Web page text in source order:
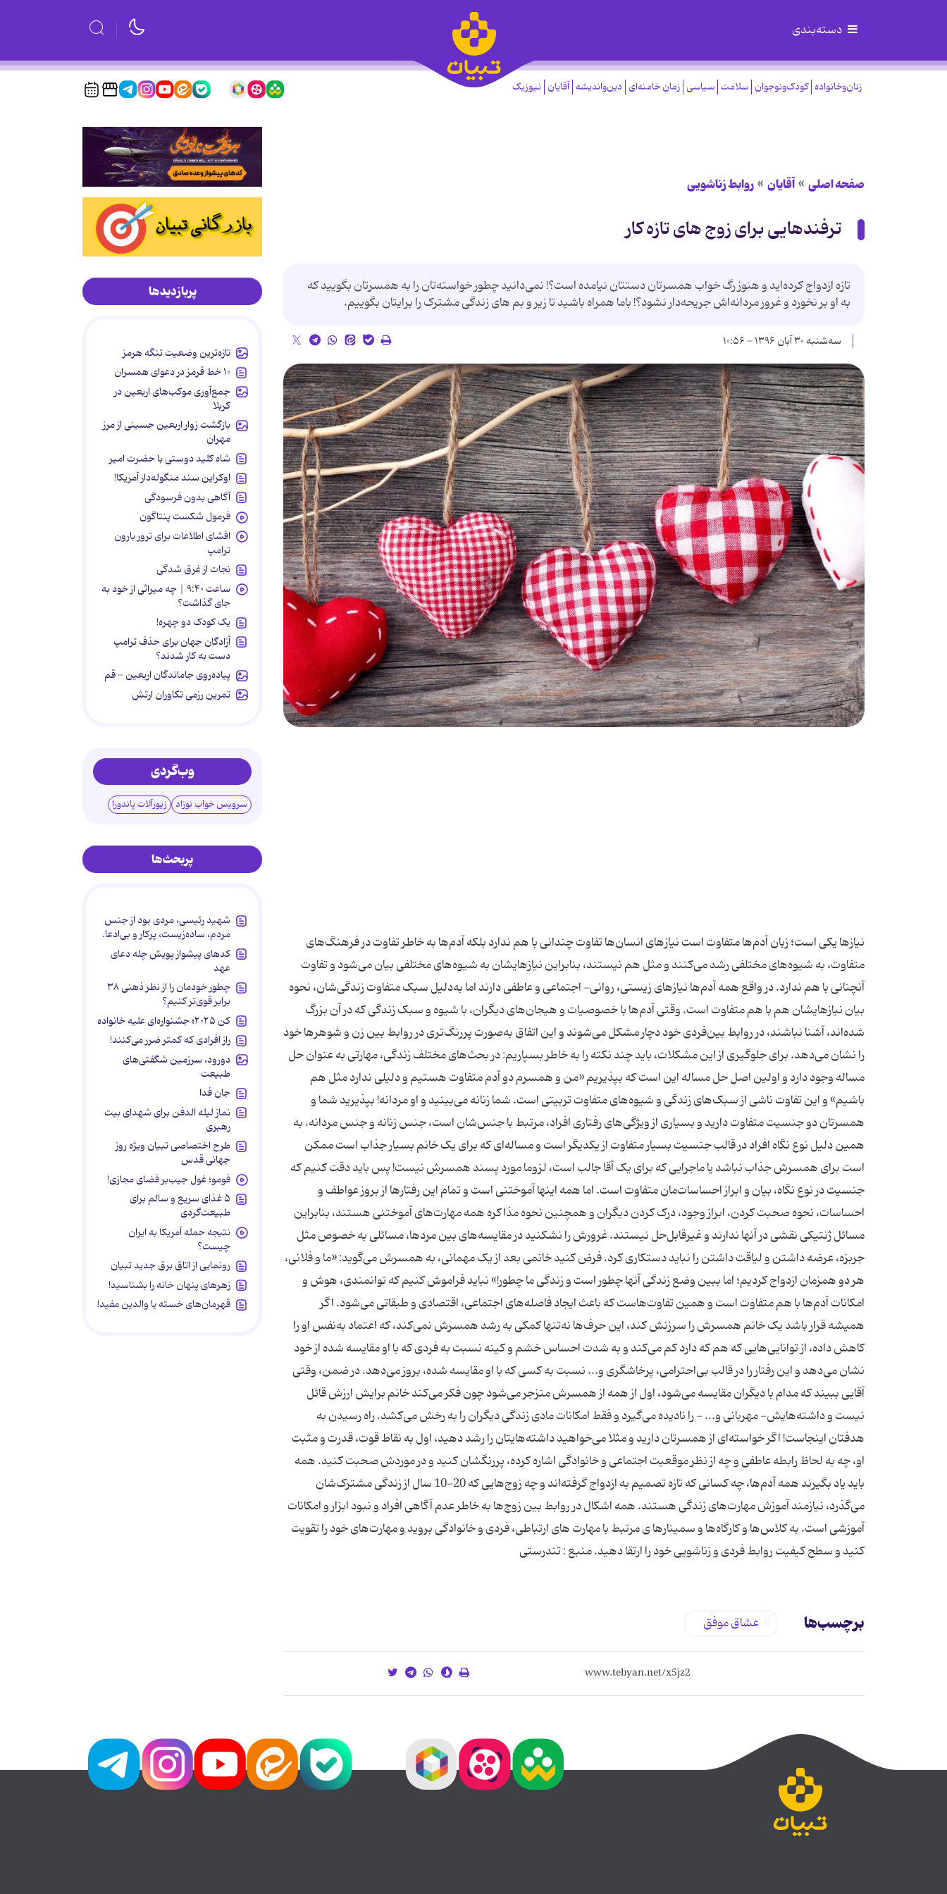
دسته‌بندی
زنان‌وخانواده کودک‌ونوجوان سلامت سیاسی زمان خامنه‌ای دین‌واندیشه آقایان نیوزیک
صفحه اصلی آقایان روابط زناشویی
ترفندهایی برای زوج های تازه کار
تازه ازدواج کرده‌اید و هنوز رگ خواب همسرتان دستتان نیامده است؟! نمی‌دانید چطور خواسته‌تان را به همسرتان بگویید که
به او بر نخورد و غرور مردانه‌اش جریحه‌دار نشود؟! باما همراه باشید تا زیر و بم های زندگی مشترک را برایتان بگوییم.
سه‌شنبه ۳۰ آبان ۱۳۹۶ - ۱۰:۵۶
نیازها یکی‌ است؛ زبان آدم‌ها متفاوت است نیازهای انسان‌ها تفاوت چندانی با هم ندارد بلکه آدم‌ها به خاطر تفاوت در فرهنگ‌های
متفاوت، به شیوه‌های مختلفی رشد می‌کنند و مثل هم نیستند، بنابراین نیازهایشان به شیوه‌های مختلفی بیان می‌شود و تفاوت
آنچنانی با هم ندارد. در واقع همه آدم‌ها نیازهای زیستی، روانی- اجتماعی و عاطفی دارند اما به‌دلیل سبک متفاوت زندگی‌شان، نحوه
بیان نیازهایشان هم با هم متفاوت است. وقتی آدم‌ها با خصوصیات و هیجان‌های دیگران، با شیوه و سبک زندگی که در آن بزرگ
شده‌اند، آشنا نباشند، در روابط بین‌فردی خود دچار مشکل می‌شوند و این اتفاق به‌صورت پررنگ‌تری در روابط بین زن و شوهرها خود
را نشان می‌دهد. برای جلوگیری از این مشکلات، باید چند نکته را به خاطر بسپاریم: در بحث‌های مختلف زندگی، مهارتی به عنوان حل
مساله وجود دارد و اولین اصل حل مساله این است که بپذیریم «من و همسرم دو آدم متفاوت هستیم و دلیلی ندارد مثل هم
باشیم» و این تفاوت ناشی از سبک‌های زندگی و شیوه‌های متفاوت تربیتی است. شما زنانه می‌بینید و او مردانه! بپذیرید شما و
همسرتان دو جنسیت متفاوت دارید و بسیاری از ویژگی‌های رفتاری افراد، مرتبط با جنس‌شان است، جنس زنانه و جنس مردانه. به
همین دلیل نوع نگاه افراد در قالب جنسیت بسیار متفاوت از یکدیگر است و مساله‌ای که برای یک خانم بسیار جذاب است ممکن
است برای همسرش جذاب نباشد یا ماجرایی که برای یک آقا جالب است، لزوما مورد پسند همسرش نیست! پس باید دقت کنیم که
جنسیت در نوع نگاه، بیان و ابراز احساسات‌مان متفاوت است. اما همه اینها آموختنی است و تمام این رفتارها از بروز عواطف و
احساسات، نحوه صحبت کردن، ابراز وجود، درک کردن دیگران و همچنین نحوه مذاکره همه مهارت‌های آموختنی هستند، بنابراین
مسائل ژنتیکی نقشی در آنها ندارند و غیرقابل‌حل نیستند. غرورش را نشکنید در مقایسه‌های بین مردها، مسائلی به خصوص مثل
جربزه، عرضه داشتن و لیاقت داشتن را نباید دستکاری کرد. فرض کنید خانمی بعد از یک مهمانی، به همسرش می‌گوید: «ما و فلانی،
هر دو همزمان ازدواج کردیم؛ اما ببین وضع زندگی آنها چطور است و زندگی ما چطور!» نباید فراموش کنیم که توانمندی، هوش و
امکانات آدم‌ها با هم متفاوت است و همین تفاوت‌هاست که باعث ایجاد فاصله‌های اجتماعی، اقتصادی و طبقاتی می‌شود. اگر
همیشه قرار باشد یک خانم همسرش را سرزنش کند، این حرف‌ها نه‌تنها کمکی به رشد همسرش نمی‌کند، که اعتماد به‌نفس او را
کاهش داده، از توانایی‌هایی که هم که دارد کم می‌کند و به شدت احساس خشم و کینه نسبت به فردی که با او مقایسه شده از خود
نشان می‌دهد و این رفتار را در قالب بی‌احترامی، پرخاشگری و... نسبت به کسی که با او مقایسه شده، بروز می‌دهد. در ضمن، وقتی
آقایی ببیند که مدام با دیگران مقایسه می‌شود، اول از همه از همسرش منزجر می‌شود چون فکر می‌کند خانم برایش ارزش قائل
نیست و داشته‌هایش- مهربانی و... - را نادیده می‌گیرد و فقط امکانات مادی زندگی دیگران را به رخش می‌کشد. راه رسیدن به
هدفتان اینجاست! اگر خواسته‌ای از همسرتان دارید و مثلا می‌خواهید داشته‌هایتان را رشد دهید، اول به نقاط قوت، قدرت و مثبت
او، چه به لحاظ رابطه عاطفی و چه از نظر موقعیت اجتماعی و خانوادگی اشاره کرده، پررنگشان کنید و در موردش صحبت کنید. همه
باید یاد بگیرند همه آدم‌ها، چه کسانی که تازه تصمیم به ازدواج گرفته‌اند و چه زوج‌هایی که 20-10 سال از زندگی مشترک‌شان
می‌گذرد، نیازمند آموزش مهارت‌های زندگی هستند. همه اشکال در روابط بین زوج‌ها به خاطر عدم آگاهی افراد و نبود ابزار و امکانات
آموزشی است. به کلاس‌ها و کارگاه‌ها و سمینارها ی مرتبط با مهارت های ارتباطی، فردی و خانوادگی بروید و مهارت‌های خود را تقویت
کنید و سطح کیفیت روابط فردی و زناشویی خود را ارتقا دهید. منبع : تندرستی
برچسب‌ها عشاق موفق
پربازدیدها
تازه‌ترین وضعیت تنگه هرمز
۱۰ خط قرمز در دعوای همسران
جمع‌آوری موکب‌های اربعین در
کربلا
بازگشت زوار اربعین حسینی از مرز
مهران
شاه کلید دوستی با حضرت امیر
اوکراین سند منگوله‌دار آمریکا!
آگاهی بدون فرسودگی
فرمول شکست پنتاگون
افشای اطلاعات برای ترور بارون
ترامپ
نجات از غرق شدگی
ساعت ۹:۴۰ | چه میراثی از خود به
جای گذاشت؟
یک کودک دو چهره!
آزادگان جهان برای حذف ترامپ
دست به کار شدند؟
پیاده‌روی جاماندگان اربعین - قم
تمرین رزمی تکاوران ارتش
وب‌گردی
سرویس خواب نوزاد زیورآلات پاندورا
پربحث‌ها
شهید رئیسی، مردی بود از جنس
مردم، ساده‌زیست، پرکار و بی‌ادعا.
کدهای پیشواز پویش چله دعای
عهد
چطور خودمان را از نظر ذهنی ۳۸
برابر قوی‌تر کنیم؟
کن ۲۰۲۵؛ جشنواره‌ای علیه خانواده
راز افرادی که کمتر ضرر می‌کنند!
دورود، سرزمین شگفتی‌های
طبیعت
جان فدا
نماز لیله الدفن برای شهدای بیت
رهبری
طرح اختصاصی تبیان ویژه روز
جهانی قدس
فومو؛ غول جیب‌بر فضای مجازی!
۵ غذای سریع و سالم برای
طبیعت‌گردی
نتیجه حمله آمریکا به ایران
چیست؟
رونمایی از اتاق برق جدید تبیان
زهرهای پنهان خانه را بشناسید!
قهرمان‌های خسته یا والدین مفید!